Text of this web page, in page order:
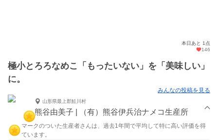
本日あと 1点
146
極小とろろなめこ「もったいない」を「美味しい」
に。
みんなの投稿を見る
山形県最上郡鮭川村
熊谷由美子 | （有）熊谷伊兵治ナメコ生産所
マークのついた生産者さんは、過去1年間で平均して特に高い評価を得
ています。